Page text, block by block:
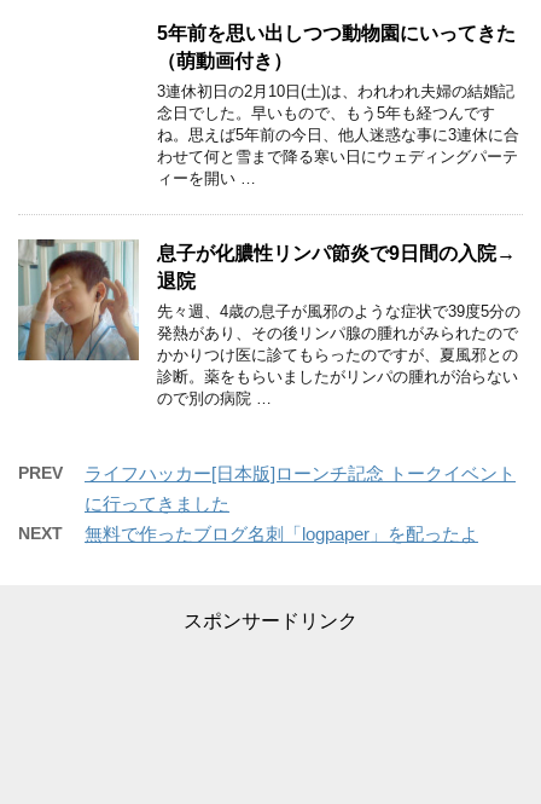
5年前を思い出しつつ動物園にいってきた
（萌動画付き）
3連休初日の2月10日(土)は、われわれ夫婦の結婚記
念日でした。早いもので、もう5年も経つんです
ね。思えば5年前の今日、他人迷惑な事に3連休に合
わせて何と雪まで降る寒い日にウェディングパーテ
ィーを開い …
息子が化膿性リンパ節炎で9日間の入院→
退院
先々週、4歳の息子が風邪のような症状で39度5分の
発熱があり、その後リンパ腺の腫れがみられたので
かかりつけ医に診てもらったのですが、夏風邪との
診断。薬をもらいましたがリンパの腫れが治らない
ので別の病院 …
PREV
ライフハッカー[日本版]ローンチ記念 トークイベント
に行ってきました
NEXT 無料で作ったブログ名刺「logpaper」を配ったよ
スポンサードリンク